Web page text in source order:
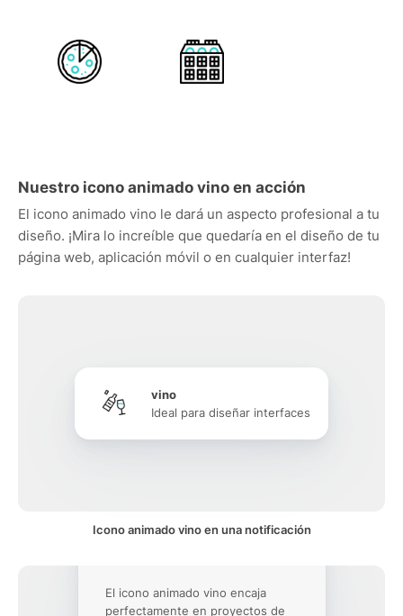
Nuestro icono animado vino en acción
El icono animado vino le dará un aspecto profesional a tu
diseño. ¡Mira lo increíble que quedaría en el diseño de tu
página web, aplicación móvil o en cualquier interfaz!
vino
Ideal para diseñar interfaces
Icono animado vino en una notificación
El icono animado vino encaja
perfectamente en proyectos de